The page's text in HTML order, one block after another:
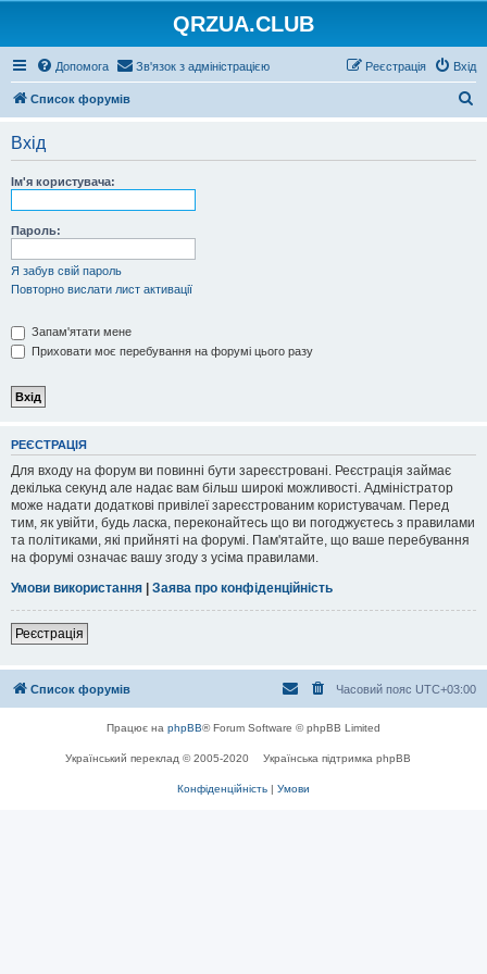
QRZUA.CLUB
Допомога Зв'язок з адміністрацією Вхід
Реєстрація
Список форумів
Вхід
Ім'я користувача:
Пароль:
Я забув свій пароль
Повторно вислати лист активації
Запам'ятати мене
Приховати моє перебування на форумі цього разу
РЕЄСТРАЦІЯ
Для входу на форум ви повинні бути зареєстровані. Реєстрація займає
декілька секунд але надає вам більш широкі можливості. Адміністратор
може надати додаткові привілеї зареєстрованим користувачам. Перед
тим, як увійти, будь ласка, переконайтесь що ви погоджуєтесь з правилами
та політиками, які прийняті на форумі. Пам'ятайте, що ваше перебування
на форумі означає вашу згоду з усіма правилами.
Умови використання | Заява про конфіденційність
Реєстрація
Список форумів Часовий пояс UTC+03:00
Працює на phpBB® Forum Software © phpBB Limited
Український переклад © 2005-2020 Українська підтримка phpBB
Конфіденційність | Умови